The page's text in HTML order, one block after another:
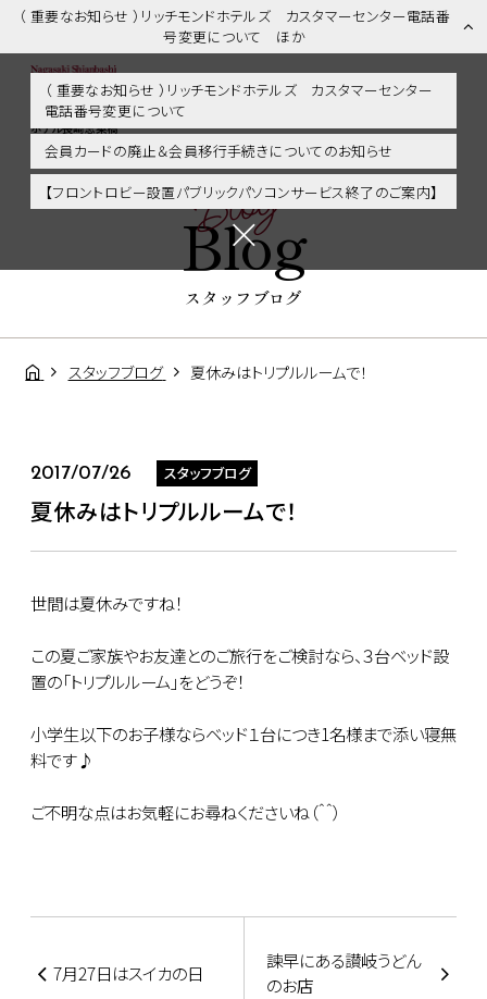
（ 重要なお知らせ ）リッチモンドホテルズ カスタマーセンター電話番
号変更について ほか
（ 重要なお知らせ ）リッチモンドホテルズ カスタマーセンター
電話番号変更について
会員カードの廃止＆会員移行手続きについてのお知らせ
【フロントロビー設置パブリックパソコンサービス終了のご案内】
スタッフブログ | 長崎市内・観光・グルメに好アクセス！リッチモンド
ホテル長崎思案橋
Blog
Blog
スタッフブログ
スタッフブログ 夏休みはトリプルルームで！
2017/07/26 スタッフブログ
夏休みはトリプルルームで！
世間は夏休みですね！
この夏ご家族やお友達とのご旅行をご検討なら、３台ベッド設
置の「トリプルルーム」をどうぞ！
小学生以下のお子様ならベッド１台につき1名様まで添い寝無
料です♪
ご不明な点はお気軽にお尋ねくださいね（＾＾）
7月27日はスイカの日
諫早にある讃岐うどん
のお店